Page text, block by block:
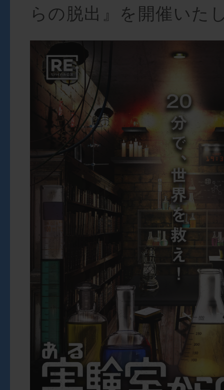
らの脱出』を開催いた